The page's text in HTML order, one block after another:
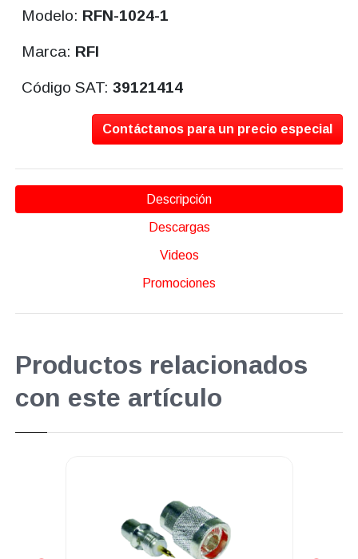
Modelo: RFN-1024-1
Marca: RFI
Código SAT:39121414
Contáctanos para un precio especial
Descripción
Descargas
Videos
Promociones
Productos relacionados
con este artículo